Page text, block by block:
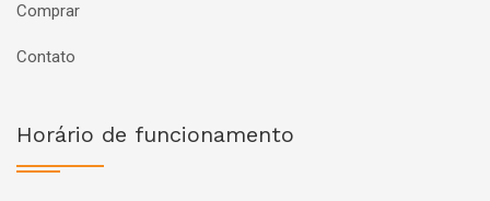
Comprar
Contato
Horário de funcionamento